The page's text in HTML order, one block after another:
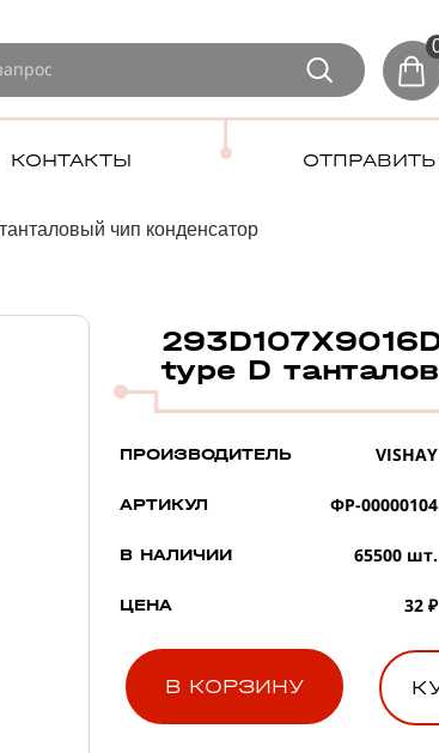
КОНТАКТЫ
чип конденсатор
type D
ПРОИЗВОДИТЕЛЬ VISHAY
АРТИКУЛ ФР-00000104
В НАЛИЧИИ 65500 шт.
ЦЕНА 32 ₽
В КОРЗИНУ